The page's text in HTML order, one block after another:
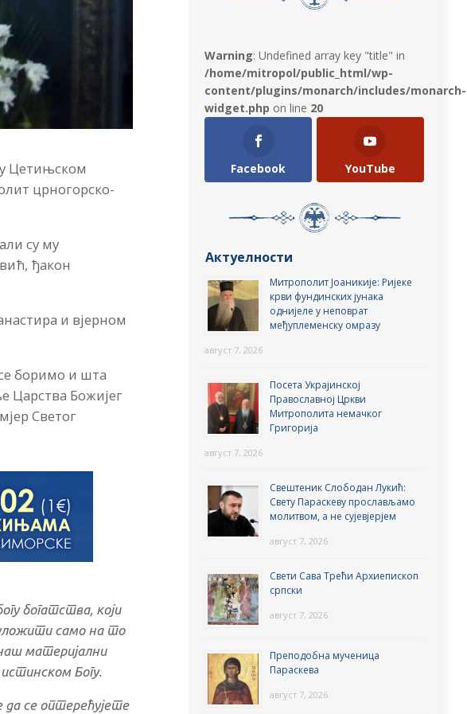
Цетињском
црногорско-
су му
ђакон
и вјерном
боримо и шта
Царства Божијег
Светог
богатства, који
само на то
материјални
Богу.
се оптерећујете
Warning: Undefined array key "title" in
/home/mitropol/public_html/wp-
content/plugins/monarch/includes/monarch-
widget.php on line 20
Facebook YouTube
Актуелности
Митрополит Јоаникије: Ријеке
крви фундинских јунака
однијеле у неповрат
међуплеменску омразу
август 7, 2026
Посета Украјинској
Православној Цркви
Митрополита немачког
Григорија
август 7, 2026
Свештеник Слободан Лукић:
Свету Параскеву прослављамо
молитвом, а не сујевјерјем
август 7, 2026
Свети Сава Трећи Архиепископ
српски
август 7, 2026
Преподобна мученица
Параскева
август 7, 2026